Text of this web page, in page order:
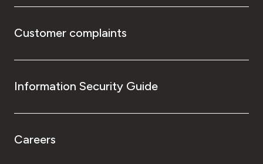
Customer complaints
Information Security Guide
Careers